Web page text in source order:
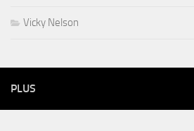
Vicky Nelson
PLUS